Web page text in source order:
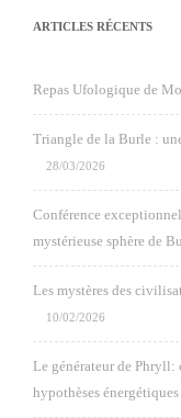
ARTICLES RÉCENTS
Repas Ufologique de
Triangle de la Burle :
28/03/2026
Conférence
mystérieuse sphère de
Les mystères des
10/02/2026
Le générateur de Phryll:
hypothèses énergétiques